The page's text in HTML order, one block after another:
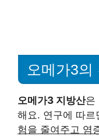
오메가3의
오메가3 지방산은
해요. 연구에 따르
험을 줄여주고 염